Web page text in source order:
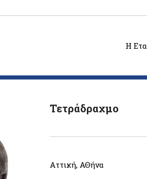
Η
Τετράδραχμο
Αττική, ΑΘήνα